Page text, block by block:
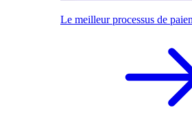
Le meilleur processus de